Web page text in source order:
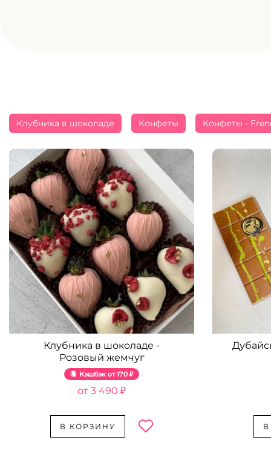
Клубника в шоколаде Конфеты Конфеты -
Клубника в шоколаде -
Розовый жемчуг
Кэшбэк 170 ₽
3 490 ₽
В КОРЗИНУ